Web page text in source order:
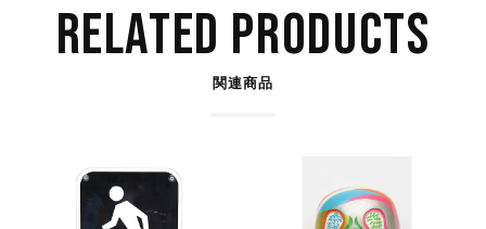
RELATED PRODUCTS
関連商品